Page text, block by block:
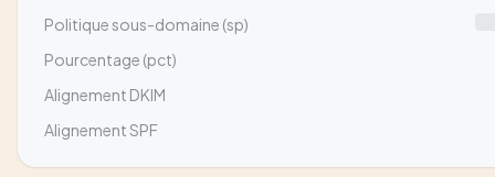
Politique sous-domaine (sp)
Pourcentage (pct)
Alignement DKIM
Alignement SPF